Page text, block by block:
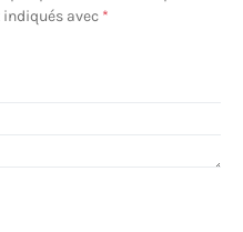
avec *